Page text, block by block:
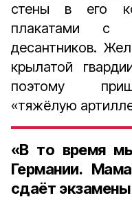
стены в его
плакатами с
десантников.
крылатой
поэтому
«тяжёлую
«В то время
Германии.
сдаёт экзамены